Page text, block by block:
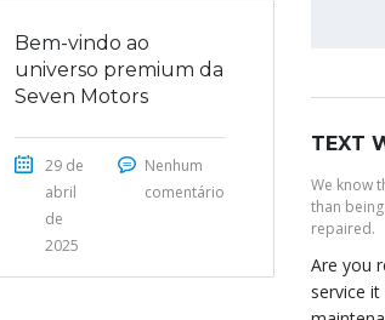
Bem-vindo ao
universo premium da
Seven Motors
29 de
abril
de
2025
Nenhum
comentário
TEXT
We know
than
repaired.
Are you
service